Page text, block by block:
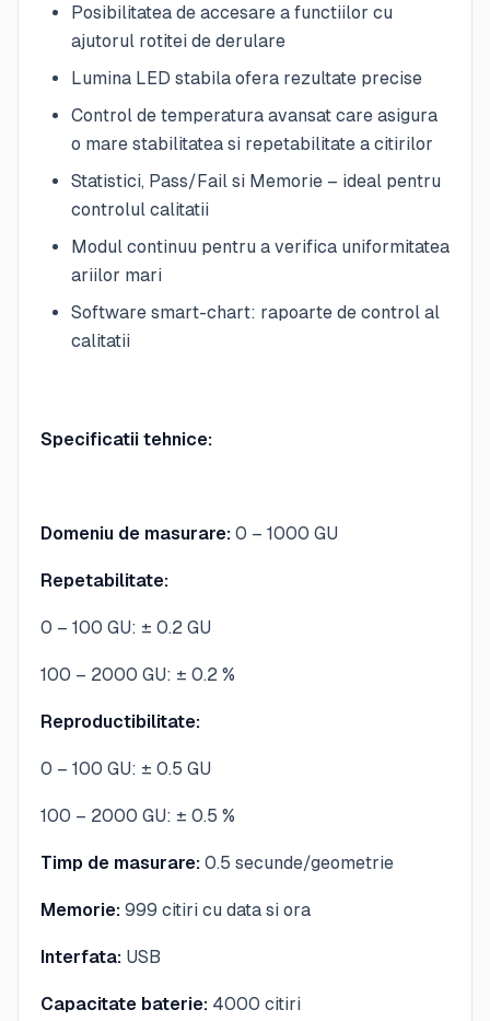
Posibilitatea de accesare a functiilor cu
ajutorul rotitei de derulare
Lumina LED stabila ofera rezultate precise
Control de temperatura avansat care asigura
o mare stabilitatea si repetabilitate a citirilor
Statistici, Pass/Fail si Memorie – ideal pentru
controlul calitatii
Modul continuu pentru a verifica uniformitatea
ariilor mari
Software smart-chart: rapoarte de control al
calitatii
Specificatii tehnice:
Domeniu de masurare: 0 – 1000 GU
Repetabilitate:
0 – 100 GU: ± 0.2 GU
100 – 2000 GU: ± 0.2 %
Reproductibilitate:
0 – 100 GU: ± 0.5 GU
100 – 2000 GU: ± 0.5 %
Timp de masurare: 0.5 secunde/geometrie
Memorie: 999 citiri cu data si ora
Interfata: USB
Capacitate baterie: 4000 citiri